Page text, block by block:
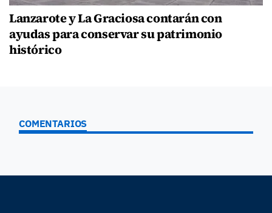
Lanzarote y La Graciosa contarán con
ayudas para conservar su patrimonio
histórico
COMENTARIOS